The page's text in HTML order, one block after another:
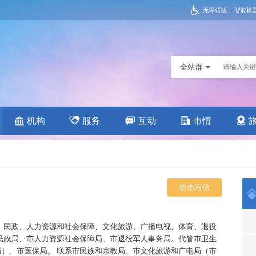
无障碍版 智能机
机构 服务 互动 市情
全站群
给他写信
民政、人力资源和社会保障、文化旅游、广播电视、体育、退役
局、市人力资源社会保障局、市退役军人事务局。代管市卫生
、市医保局。 联系市民族和宗教局、市文化旅游和广电局（市